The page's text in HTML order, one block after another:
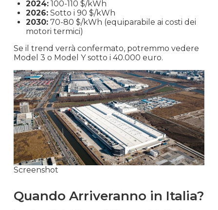
2024: 100-110 $/kWh
2026: Sotto i 90 $/kWh
2030: 70-80 $/kWh (equiparabile ai costi dei
motori termici)
Se il trend verrà confermato, potremmo vedere
Model 3 o Model Y sotto i 40.000 euro.
Screenshot
Quando Arriveranno in Italia?